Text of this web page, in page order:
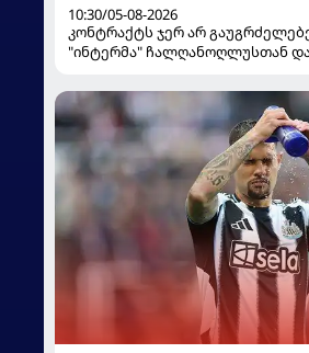
10:30/05-08-2026
კონტრაქტს ჯერ არ
"ინტერმა" ჩალღანოღლუსთან